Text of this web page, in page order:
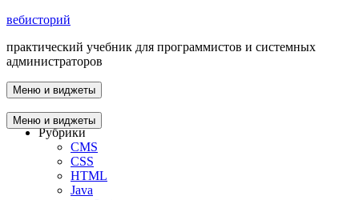
вебисторий
практический учебник для программистов и системных
администраторов
Меню и виджеты
Главная
Рубрики
CMS
CSS
HTML
Java
Меню и виджеты